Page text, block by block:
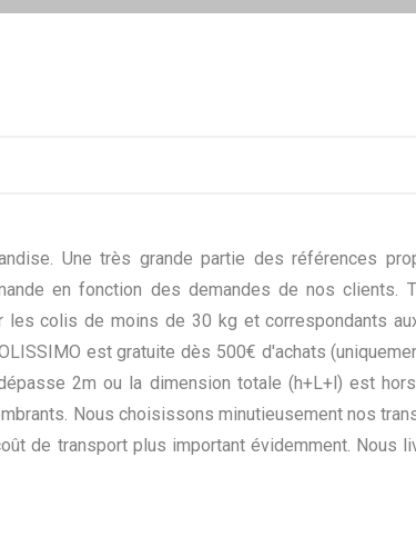
Une très grande partie des références
en fonction des demandes de nos clients.
les colis de moins de 30 kg et correspondants
est gratuite dès 500€ d'achats
2m ou la dimension totale (h+L+l) est
Nous choisissons minutieusement nos
de transport plus important évidemment. Nous